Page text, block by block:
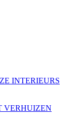
INTERIEURS
VERHUIZEN